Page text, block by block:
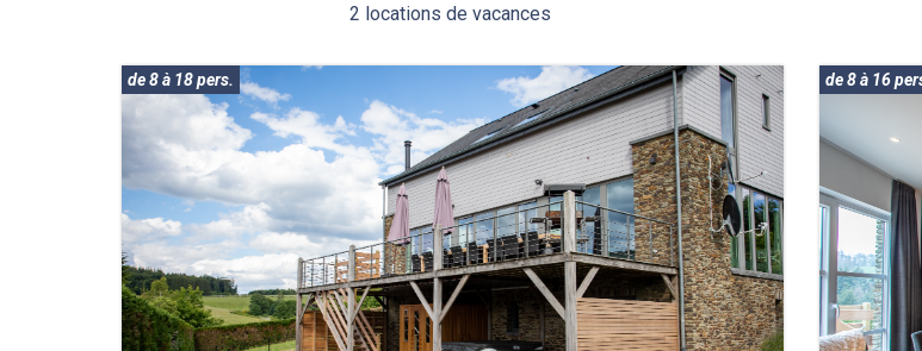
2 locations de vacances
de 8 à 18 pers. de 8 à 16